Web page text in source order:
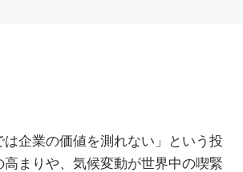
は企業の価値を測れない」という投
まりや、気候変動が世界中の喫緊